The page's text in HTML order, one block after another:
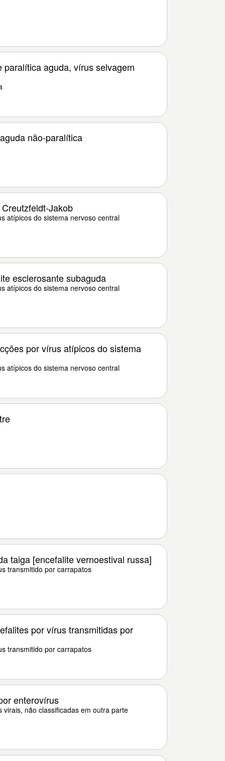
paralítica aguda, vírus selvagem
não-paralítica
Jakob
atípicos do sistema nervoso central
esclerosante subaguda
atípicos do sistema nervoso central
por vírus atípicos do sistema
atípicos do sistema nervoso central
taiga [encefalite vernoestival russa]
transmitido por carrapatos
por vírus transmitidas por
transmitido por carrapatos
enterovírus
virais, não classificadas em outra parte